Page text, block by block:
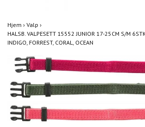
Hjem › Valp ›
HALSB. VALPESETT 15552 JUNIOR 17-25CM S/M
INDIGO, FORREST, CORAL, OCEAN